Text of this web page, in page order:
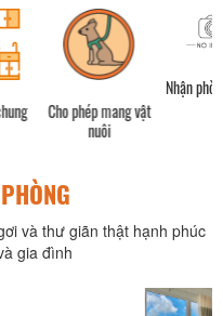
phép mang vật
Nhận phòng (24h)
và thư giãn thật hạnh phúc
gia đình